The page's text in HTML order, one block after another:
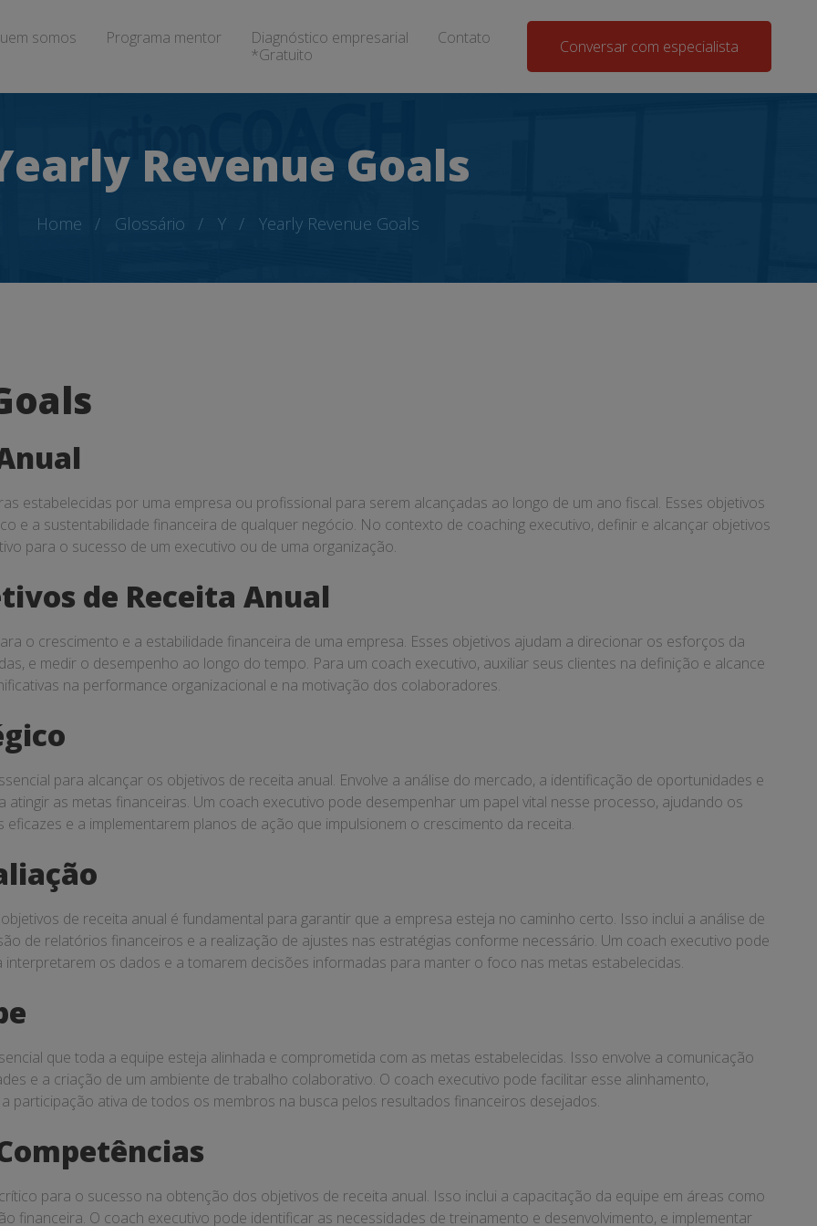
somos Programa mentor
Diagnóstico empresarial
*Gratuito
Contato Conversar com especialista
Revenue Goals
Home Glossário Y Yearly Revenue Goals
estabelecidas por uma empresa ou profissional para serem alcançadas ao longo de um ano fiscal. Esses objetivos
e a sustentabilidade financeira de qualquer negócio. No contexto de coaching executivo, definir e alcançar objetivos
para o sucesso de um executivo ou de uma organização.
de Receita Anual
o crescimento e a estabilidade financeira de uma empresa. Esses objetivos ajudam a direcionar os esforços da
e medir o desempenho ao longo do tempo. Para um coach executivo, auxiliar seus clientes na definição e alcance
na performance organizacional e na motivação dos colaboradores.
para alcançar os objetivos de receita anual. Envolve a análise do mercado, a identificação de oportunidades e
as metas financeiras. Um coach executivo pode desempenhar um papel vital nesse processo, ajudando os
e a implementarem planos de ação que impulsionem o crescimento da receita.
de receita anual é fundamental para garantir que a empresa esteja no caminho certo. Isso inclui a análise de
de relatórios financeiros e a realização de ajustes nas estratégias conforme necessário. Um coach executivo pode
os dados e a tomarem decisões informadas para manter o foco nas metas estabelecidas.
que toda a equipe esteja alinhada e comprometida com as metas estabelecidas. Isso envolve a comunicação
e a criação de um ambiente de trabalho colaborativo. O coach executivo pode facilitar esse alinhamento,
participação ativa de todos os membros na busca pelos resultados financeiros desejados.
para o sucesso na obtenção dos objetivos de receita anual. Isso inclui a capacitação da equipe em áreas como
financeira. O coach executivo pode identificar as necessidades de treinamento e desenvolvimento, e implementar